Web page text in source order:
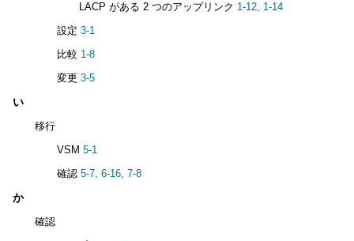
LACP がある 2 つのアップリンク 1-12, 1-14
設定 3-1
比較 1-8
変更 3-5
い
移行
VSM 5-1
確認 5-7, 6-16, 7-8
か
確認